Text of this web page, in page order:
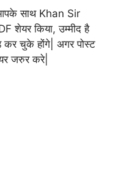
साथ Khan Sir
शेयर किया, उम्मीद है
चुके होंगे| अगर पोस्ट
जरुर करे|